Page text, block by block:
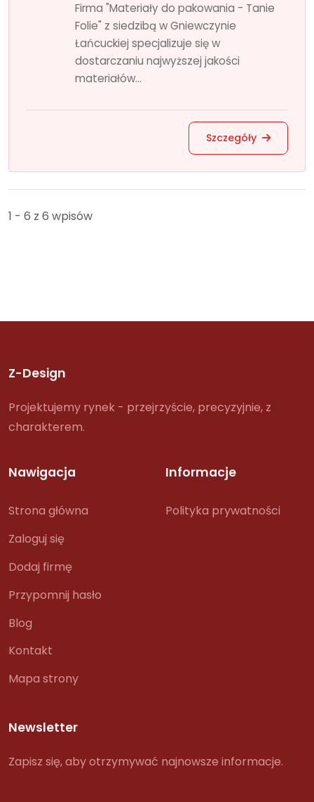
Firma "Materiały do pakowania - Tanie
Folie" z siedzibą w Gniewczynie
Łańcuckiej specjalizuje się w
dostarczaniu najwyższej jakości
materiałów...
Szczegóły
1 - 6 z 6 wpisów
Z-Design
Projektujemy rynek - przejrzyście, precyzyjnie, z
charakterem.
Nawigacja
Strona główna
Zaloguj się
Dodaj firmę
Przypomnij hasło
Blog
Kontakt
Mapa strony
Informacje
Polityka prywatności
Newsletter
Zapisz się, aby otrzymywać najnowsze informacje.